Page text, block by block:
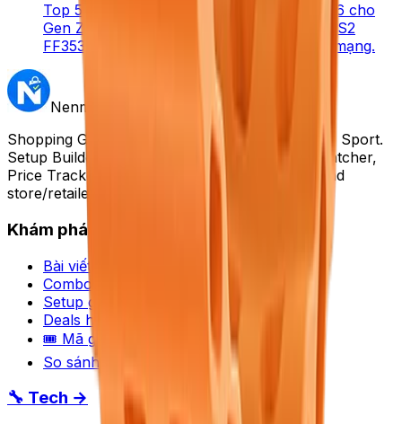
Top 5 mũ bảo hiểm xe máy chất lượng 2026 cho
Gen Z Việt: Shoei X-15, AGV Pista GP RR, LS2
FF353, HJC i70, Andes Pro — đầu tư cứu mạng.
Nenmua
Shopping Gen Z VN — Tech · Beauty · Fashion · Sport.
Setup Builder, Skin Quiz, Outfit Builder, Gear Matcher,
Price Tracker. Review thật, so giá đa sàn + brand
store/retailer chính hãng.
Khám phá
Bài viết
Combo gợi ý
Setup gallery
Deals hôm nay
🎟 Mã giảm giá
So sánh sản phẩm
🔧 Tech →